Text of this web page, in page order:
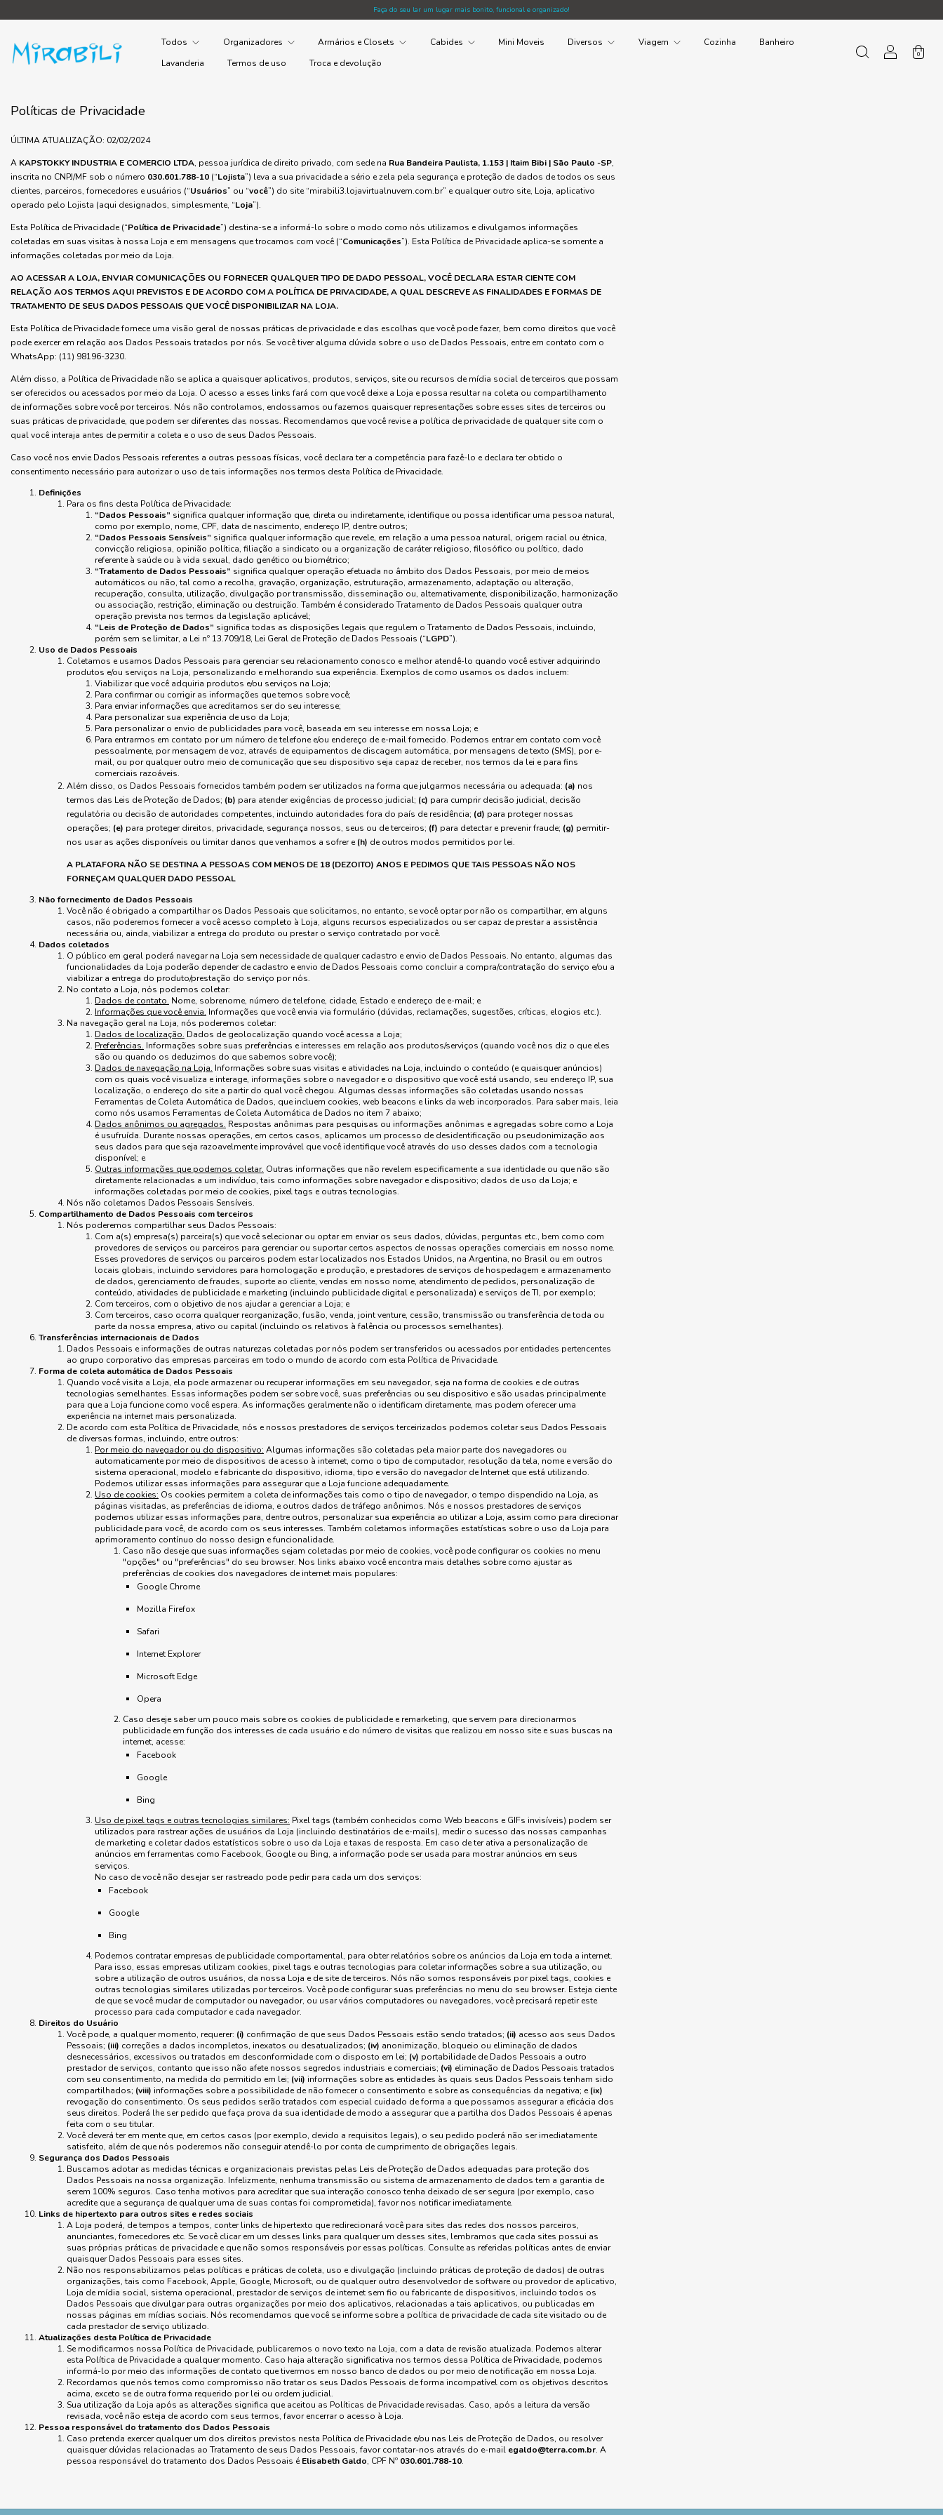
Faça do seu lar um lugar mais bonito, funcional e organizado!
Todos Organizadores Armários e Closets Cabides Mini Moveis Diversos Viagem Cozinha
Banheiro
Lavanderia
Termos de uso Troca e devolução
0
Políticas de Privacidade
ÚLTIMA ATUALIZAÇÃO: 02/02/2024
A KAPSTOKKY INDUSTRIA E COMERCIO LTDA, pessoa jurídica de direito privado, com sede na Rua Bandeira Paulista, 1.153 | Itaim Bibi | São Paulo -SP,
inscrita no CNPJ/MF sob o número 030.601.788-10 (“Lojista”) leva a sua privacidade a sério e zela pela segurança e proteção de dados de todos os seus
clientes, parceiros, fornecedores e usuários (“Usuários” ou “você”) do site “mirabili3.lojavirtualnuvem.com.br” e qualquer outro site, Loja, aplicativo
operado pelo Lojista (aqui designados, simplesmente, “Loja”).
Esta Política de Privacidade (“Política de Privacidade”) destina-se a informá-lo sobre o modo como nós utilizamos e divulgamos informações
coletadas em suas visitas à nossa Loja e em mensagens que trocamos com você (“Comunicações”). Esta Política de Privacidade aplica-se somente a
informações coletadas por meio da Loja.
AO ACESSAR A LOJA, ENVIAR COMUNICAÇÕES OU FORNECER QUALQUER TIPO DE DADO PESSOAL, VOCÊ DECLARA ESTAR CIENTE COM
RELAÇÃO AOS TERMOS AQUI PREVISTOS E DE ACORDO COM A POLÍTICA DE PRIVACIDADE, A QUAL DESCREVE AS FINALIDADES E FORMAS DE
TRATAMENTO DE SEUS DADOS PESSOAIS QUE VOCÊ DISPONIBILIZAR NA LOJA.
Esta Política de Privacidade fornece uma visão geral de nossas práticas de privacidade e das escolhas que você pode fazer, bem como direitos que você
pode exercer em relação aos Dados Pessoais tratados por nós. Se você tiver alguma dúvida sobre o uso de Dados Pessoais, entre em contato com o
WhatsApp: (11) 98196-3230.
Além disso, a Política de Privacidade não se aplica a quaisquer aplicativos, produtos, serviços, site ou recursos de mídia social de terceiros que possam
ser oferecidos ou acessados por meio da Loja. O acesso a esses links fará com que você deixe a Loja e possa resultar na coleta ou compartilhamento
de informações sobre você por terceiros. Nós não controlamos, endossamos ou fazemos quaisquer representações sobre esses sites de terceiros ou
suas práticas de privacidade, que podem ser diferentes das nossas. Recomendamos que você revise a política de privacidade de qualquer site com o
qual você interaja antes de permitir a coleta e o uso de seus Dados Pessoais.
Caso você nos envie Dados Pessoais referentes a outras pessoas físicas, você declara ter a competência para fazê-lo e declara ter obtido o
consentimento necessário para autorizar o uso de tais informações nos termos desta Política de Privacidade.
Definições
Para os fins desta Política de Privacidade:
“Dados Pessoais” significa qualquer informação que, direta ou indiretamente, identifique ou possa identificar uma pessoa natural,
como por exemplo, nome, CPF, data de nascimento, endereço IP, dentre outros;
“Dados Pessoais Sensíveis” significa qualquer informação que revele, em relação a uma pessoa natural, origem racial ou étnica,
convicção religiosa, opinião política, filiação a sindicato ou a organização de caráter religioso, filosófico ou político, dado
referente à saúde ou à vida sexual, dado genético ou biométrico;
“Tratamento de Dados Pessoais” significa qualquer operação efetuada no âmbito dos Dados Pessoais, por meio de meios
automáticos ou não, tal como a recolha, gravação, organização, estruturação, armazenamento, adaptação ou alteração,
recuperação, consulta, utilização, divulgação por transmissão, disseminação ou, alternativamente, disponibilização, harmonização
ou associação, restrição, eliminação ou destruição. Também é considerado Tratamento de Dados Pessoais qualquer outra
operação prevista nos termos da legislação aplicável;
“Leis de Proteção de Dados” significa todas as disposições legais que regulem o Tratamento de Dados Pessoais, incluindo,
porém sem se limitar, a Lei nº 13.709/18, Lei Geral de Proteção de Dados Pessoais (“LGPD”).
Uso de Dados Pessoais
Coletamos e usamos Dados Pessoais para gerenciar seu relacionamento conosco e melhor atendê-lo quando você estiver adquirindo
produtos e/ou serviços na Loja, personalizando e melhorando sua experiência. Exemplos de como usamos os dados incluem:
Viabilizar que você adquiria produtos e/ou serviços na Loja;
Para confirmar ou corrigir as informações que temos sobre você;
Para enviar informações que acreditamos ser do seu interesse;
Para personalizar sua experiência de uso da Loja;
Para personalizar o envio de publicidades para você, baseada em seu interesse em nossa Loja; e
Para entrarmos em contato por um número de telefone e/ou endereço de e-mail fornecido. Podemos entrar em contato com você
pessoalmente, por mensagem de voz, através de equipamentos de discagem automática, por mensagens de texto (SMS), por e-
mail, ou por qualquer outro meio de comunicação que seu dispositivo seja capaz de receber, nos termos da lei e para fins
comerciais razoáveis.
Além disso, os Dados Pessoais fornecidos também podem ser utilizados na forma que julgarmos necessária ou adequada: (a) nos
termos das Leis de Proteção de Dados; (b) para atender exigências de processo judicial; (c) para cumprir decisão judicial, decisão
regulatória ou decisão de autoridades competentes, incluindo autoridades fora do país de residência; (d) para proteger nossas
operações; (e) para proteger direitos, privacidade, segurança nossos, seus ou de terceiros; (f) para detectar e prevenir fraude; (g) permitir-
nos usar as ações disponíveis ou limitar danos que venhamos a sofrer e(h) de outros modos permitidos por lei.
A PLATAFORA NÃO SE DESTINA A PESSOAS COM MENOS DE 18 (DEZOITO) ANOS E PEDIMOS QUE TAIS PESSOAS NÃO NOS
FORNEÇAM QUALQUER DADO PESSOAL
Não fornecimento de Dados Pessoais
Você não é obrigado a compartilhar os Dados Pessoais que solicitamos, no entanto, se você optar por não os compartilhar, em alguns
casos, não poderemos fornecer a você acesso completo à Loja, alguns recursos especializados ou ser capaz de prestar a assistência
necessária ou, ainda, viabilizar a entrega do produto ou prestar o serviço contratado por você.
Dados coletados
O público em geral poderá navegar na Loja sem necessidade de qualquer cadastro e envio de Dados Pessoais. No entanto, algumas das
funcionalidades da Loja poderão depender de cadastro e envio de Dados Pessoais como concluir a compra/contratação do serviço e/ou a
viabilizar a entrega do produto/prestação do serviço por nós.
No contato a Loja, nós podemos coletar:
Dados de contato. Nome, sobrenome, número de telefone, cidade, Estado e endereço de e-mail; e
Informações que você envia. Informações que você envia via formulário (dúvidas, reclamações, sugestões, críticas, elogios etc.).
Na navegação geral na Loja, nós poderemos coletar:
Dados de localização. Dados de geolocalização quando você acessa a Loja;
Preferências. Informações sobre suas preferências e interesses em relação aos produtos/serviços (quando você nos diz o que eles
são ou quando os deduzimos do que sabemos sobre você);
Dados de navegação na Loja. Informações sobre suas visitas e atividades na Loja, incluindo o conteúdo (e quaisquer anúncios)
com os quais você visualiza e interage, informações sobre o navegador e o dispositivo que você está usando, seu endereço IP, sua
localização, o endereço do site a partir do qual você chegou. Algumas dessas informações são coletadas usando nossas
Ferramentas de Coleta Automática de Dados, que incluem cookies, web beacons e links da web incorporados. Para saber mais, leia
como nós usamos Ferramentas de Coleta Automática de Dados no item 7 abaixo;
Dados anônimos ou agregados. Respostas anônimas para pesquisas ou informações anônimas e agregadas sobre como a Loja
é usufruída. Durante nossas operações, em certos casos, aplicamos um processo de desidentificação ou pseudonimização aos
seus dados para que seja razoavelmente improvável que você identifique você através do uso desses dados com a tecnologia
disponível; e
Outras informações que podemos coletar. Outras informações que não revelem especificamente a sua identidade ou que não são
diretamente relacionadas a um indivíduo, tais como informações sobre navegador e dispositivo; dados de uso da Loja; e
informações coletadas por meio de cookies, pixel tags e outras tecnologias.
Nós não coletamos Dados Pessoais Sensíveis.
Compartilhamento de Dados Pessoais com terceiros
Nós poderemos compartilhar seus Dados Pessoais:
Com a(s) empresa(s) parceira(s) que você selecionar ou optar em enviar os seus dados, dúvidas, perguntas etc., bem como com
provedores de serviços ou parceiros para gerenciar ou suportar certos aspectos de nossas operações comerciais em nosso nome.
Esses provedores de serviços ou parceiros podem estar localizados nos Estados Unidos, na Argentina, no Brasil ou em outros
locais globais, incluindo servidores para homologação e produção, e prestadores de serviços de hospedagem e armazenamento
de dados, gerenciamento de fraudes, suporte ao cliente, vendas em nosso nome, atendimento de pedidos, personalização de
conteúdo, atividades de publicidade e marketing (incluindo publicidade digital e personalizada) e serviços de TI, por exemplo;
Com terceiros, com o objetivo de nos ajudar a gerenciar a Loja; e
Com terceiros, caso ocorra qualquer reorganização, fusão, venda, joint venture, cessão, transmissão ou transferência de toda ou
parte da nossa empresa, ativo ou capital (incluindo os relativos à falência ou processos semelhantes).
Transferências internacionais de Dados
Dados Pessoais e informações de outras naturezas coletadas por nós podem ser transferidos ou acessados por entidades pertencentes
ao grupo corporativo das empresas parceiras em todo o mundo de acordo com esta Política de Privacidade.
Forma de coleta automática de Dados Pessoais
Quando você visita a Loja, ela pode armazenar ou recuperar informações em seu navegador, seja na forma de cookies e de outras
tecnologias semelhantes. Essas informações podem ser sobre você, suas preferências ou seu dispositivo e são usadas principalmente
para que a Loja funcione como você espera. As informações geralmente não o identificam diretamente, mas podem oferecer uma
experiência na internet mais personalizada.
De acordo com esta Política de Privacidade, nós e nossos prestadores de serviços terceirizados podemos coletar seus Dados Pessoais
de diversas formas, incluindo, entre outros:
Por meio do navegador ou do dispositivo: Algumas informações são coletadas pela maior parte dos navegadores ou
automaticamente por meio de dispositivos de acesso à internet, como o tipo de computador, resolução da tela, nome e versão do
sistema operacional, modelo e fabricante do dispositivo, idioma, tipo e versão do navegador de Internet que está utilizando.
Podemos utilizar essas informações para assegurar que a Loja funcione adequadamente.
Uso de cookies: Os cookies permitem a coleta de informações tais como o tipo de navegador, o tempo dispendido na Loja, as
páginas visitadas, as preferências de idioma, e outros dados de tráfego anônimos. Nós e nossos prestadores de serviços
podemos utilizar essas informações para, dentre outros, personalizar sua experiência ao utilizar a Loja, assim como para direcionar
publicidade para você, de acordo com os seus interesses. Também coletamos informações estatísticas sobre o uso da Loja para
aprimoramento contínuo do nosso design e funcionalidade.
Caso não deseje que suas informações sejam coletadas por meio de cookies, você pode configurar os cookies no menu
"opções" ou "preferências" do seu browser. Nos links abaixo você encontra mais detalhes sobre como ajustar as
preferências de cookies dos navegadores de internet mais populares:
Google Chrome
Mozilla Firefox
Safari
Internet Explorer
Microsoft Edge
Opera
Caso deseje saber um pouco mais sobre os cookies de publicidade e remarketing, que servem para direcionarmos
publicidade em função dos interesses de cada usuário e do número de visitas que realizou em nosso site e suas buscas na
internet, acesse:
Facebook
Google
Bing
Uso de pixel tags e outras tecnologias similares: Pixel tags (também conhecidos como Web beacons e GIFs invisíveis) podem ser
utilizados para rastrear ações de usuários da Loja (incluindo destinatários de e-mails), medir o sucesso das nossas campanhas
de marketing e coletar dados estatísticos sobre o uso da Loja e taxas de resposta. Em caso de ter ativa a personalização de
anúncios em ferramentas como Facebook, Google ou Bing, a informação pode ser usada para mostrar anúncios em seus
serviços.
No caso de você não desejar ser rastreado pode pedir para cada um dos serviços:
Facebook
Google
Bing
Podemos contratar empresas de publicidade comportamental, para obter relatórios sobre os anúncios da Loja em toda a internet.
Para isso, essas empresas utilizam cookies, pixel tags e outras tecnologias para coletar informações sobre a sua utilização, ou
sobre a utilização de outros usuários, da nossa Loja e de site de terceiros. Nós não somos responsáveis por pixel tags, cookies e
outras tecnologias similares utilizadas por terceiros. Você pode configurar suas preferências no menu do seu browser. Esteja ciente
de que se você mudar de computador ou navegador, ou usar vários computadores ou navegadores, você precisará repetir este
processo para cada computador e cada navegador.
Direitos do Usuário
Você pode, a qualquer momento, requerer: (i) confirmação de que seus Dados Pessoais estão sendo tratados; (ii) acesso aos seus Dados
Pessoais; (iii) correções a dados incompletos, inexatos ou desatualizados; (iv) anonimização, bloqueio ou eliminação de dados
desnecessários, excessivos ou tratados em desconformidade com o disposto em lei; (v) portabilidade de Dados Pessoais a outro
prestador de serviços, contanto que isso não afete nossos segredos industriais e comerciais; (vi) eliminação de Dados Pessoais tratados
com seu consentimento, na medida do permitido em lei; (vii) informações sobre as entidades às quais seus Dados Pessoais tenham sido
compartilhados; (viii) informações sobre a possibilidade de não fornecer o consentimento e sobre as consequências da negativa; e(ix)
revogação do consentimento. Os seus pedidos serão tratados com especial cuidado de forma a que possamos assegurar a eficácia dos
seus direitos. Poderá lhe ser pedido que faça prova da sua identidade de modo a assegurar que a partilha dos Dados Pessoais é apenas
feita com o seu titular.
Você deverá ter em mente que, em certos casos (por exemplo, devido a requisitos legais), o seu pedido poderá não ser imediatamente
satisfeito, além de que nós poderemos não conseguir atendê-lo por conta de cumprimento de obrigações legais.
Segurança dos Dados Pessoais
Buscamos adotar as medidas técnicas e organizacionais previstas pelas Leis de Proteção de Dados adequadas para proteção dos
Dados Pessoais na nossa organização. Infelizmente, nenhuma transmissão ou sistema de armazenamento de dados tem a garantia de
serem 100% seguros. Caso tenha motivos para acreditar que sua interação conosco tenha deixado de ser segura (por exemplo, caso
acredite que a segurança de qualquer uma de suas contas foi comprometida), favor nos notificar imediatamente.
Links de hipertexto para outros sites e redes sociais
A Loja poderá, de tempos a tempos, conter links de hipertexto que redirecionará você para sites das redes dos nossos parceiros,
anunciantes, fornecedores etc. Se você clicar em um desses links para qualquer um desses sites, lembramos que cada sites possui as
suas próprias práticas de privacidade e que não somos responsáveis por essas políticas. Consulte as referidas políticas antes de enviar
quaisquer Dados Pessoais para esses sites.
Não nos responsabilizamos pelas políticas e práticas de coleta, uso e divulgação (incluindo práticas de proteção de dados) de outras
organizações, tais como Facebook, Apple, Google, Microsoft, ou de qualquer outro desenvolvedor de software ou provedor de aplicativo,
Loja de mídia social, sistema operacional, prestador de serviços de internet sem fio ou fabricante de dispositivos, incluindo todos os
Dados Pessoais que divulgar para outras organizações por meio dos aplicativos, relacionadas a tais aplicativos, ou publicadas em
nossas páginas em mídias sociais. Nós recomendamos que você se informe sobre a política de privacidade de cada site visitado ou de
cada prestador de serviço utilizado.
Atualizações desta Política de Privacidade
Se modificarmos nossa Política de Privacidade, publicaremos o novo texto na Loja, com a data de revisão atualizada. Podemos alterar
esta Política de Privacidade a qualquer momento. Caso haja alteração significativa nos termos dessa Política de Privacidade, podemos
informá-lo por meio das informações de contato que tivermos em nosso banco de dados ou por meio de notificação em nossa Loja.
Recordamos que nós temos como compromisso não tratar os seus Dados Pessoais de forma incompatível com os objetivos descritos
acima, exceto se de outra forma requerido por lei ou ordem judicial.
Sua utilização da Loja após as alterações significa que aceitou as Políticas de Privacidade revisadas. Caso, após a leitura da versão
revisada, você não esteja de acordo com seus termos, favor encerrar o acesso à Loja.
Pessoa responsável do tratamento dos Dados Pessoais
Caso pretenda exercer qualquer um dos direitos previstos nesta Política de Privacidade e/ou nas Leis de Proteção de Dados, ou resolver
quaisquer dúvidas relacionadas ao Tratamento de seus Dados Pessoais, favor contatar-nos através do e-mail egaldo@terra.com.br. A
pessoa responsável do tratamento dos Dados Pessoais éElisabeth Galdo, CPF Nº 030.601.788-10.